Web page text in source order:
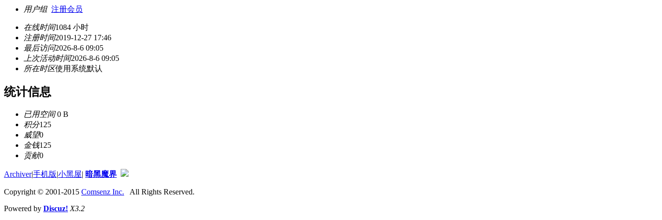
用户组 注册会员
在线时间1084 小时
注册时间2019-12-27 17:46
最后访问2026-8-6 09:05
上次活动时间2026-8-6 09:05
所在时区使用系统默认
统计信息
已用空间0 B
积分125
威望0
金钱125
贡献0
Archiver|手机版|小黑屋| 暗黑魔界
Copyright © 2001-2015 Comsenz Inc. All Rights Reserved.
Powered by Discuz! X3.2